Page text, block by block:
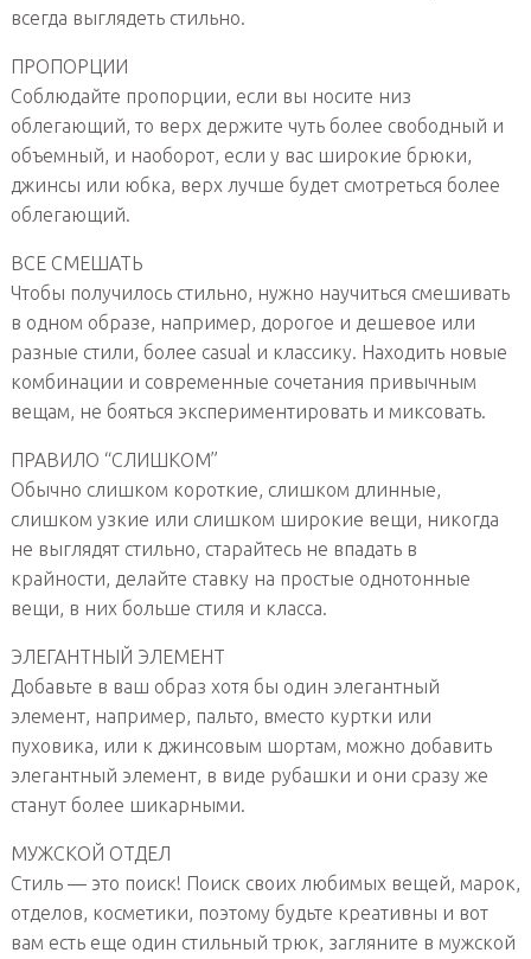
всегда выглядеть стильно.
ПРОПОРЦИИ
Соблюдайте пропорции, если вы носите низ
облегающий, то верх держите чуть более свободный и
объемный, и наоборот, если у вас широкие брюки,
джинсы или юбка, верх лучше будет смотреться более
облегающий.
ВСЕ СМЕШАТЬ
Чтобы получилось стильно, нужно научиться смешивать
в одном образе, например, дорогое и дешевое или
разные стили, более casual и классику. Находить новые
комбинации и современные сочетания привычным
вещам, не бояться экспериментировать и миксовать.
ПРАВИЛО “СЛИШКОМ”
Обычно слишком короткие, слишком длинные,
слишком узкие или слишком широкие вещи, никогда
не выглядят стильно, старайтесь не впадать в
крайности, делайте ставку на простые однотонные
вещи, в них больше стиля и класса.
ЭЛЕГАНТНЫЙ ЭЛЕМЕНТ
Добавьте в ваш образ хотя бы один элегантный
элемент, например, пальто, вместо куртки или
пуховика, или к джинсовым шортам, можно добавить
элегантный элемент, в виде рубашки и они сразу же
станут более шикарными.
МУЖСКОЙ ОТДЕЛ
Стиль — это поиск! Поиск своих любимых вещей, марок,
отделов, косметики, поэтому будьте креативны и вот
вам есть еще один стильный трюк, загляните в мужской